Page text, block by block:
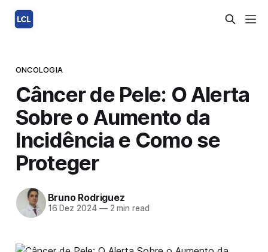
ONCOLOGIA
Câncer de Pele: O Alerta
Sobre o Aumento da
Incidência e Como se
Proteger
Bruno Rodriguez
16 Dez 2024 —2 min read